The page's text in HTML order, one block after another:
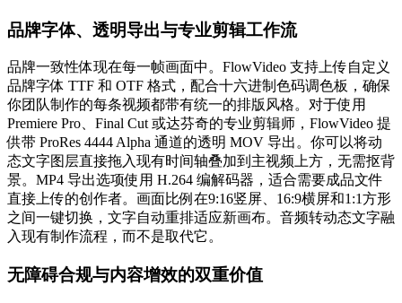
品牌字体、透明导出与专业剪辑工作流
品牌一致性体现在每一帧画面中。FlowVideo 支持上传自定义
品牌字体 TTF 和 OTF 格式，配合十六进制色码调色板，确保
你团队制作的每条视频都带有统一的排版风格。对于使用
Premiere Pro、Final Cut 或达芬奇的专业剪辑师，FlowVideo 提
供带 ProRes 4444 Alpha 通道的透明 MOV 导出。你可以将动
态文字图层直接拖入现有时间轴叠加到主视频上方，无需抠背
景。MP4 导出选项使用 H.264 编解码器，适合需要成品文件
直接上传的创作者。画面比例在9:16竖屏、16:9横屏和1:1方形
之间一键切换，文字自动重排适应新画布。音频转动态文字融
入现有制作流程，而不是取代它。
无障碍合规与内容增效的双重价值